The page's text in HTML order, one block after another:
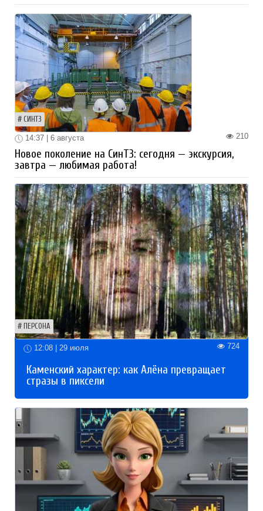
СИНТЗ
210
14:37 | 6 августа
Новое поколение на СинТЗ: сегодня — экскурсия,
завтра — любимая работа!
ПЕРСОНА
12:08 | 29 июля 724
Каменский характер: как Алёна превращает
стразы в пиксели